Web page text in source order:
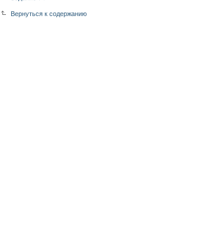
Вернуться к содержанию